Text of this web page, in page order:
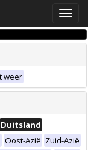
Toggle
weer
Duitsland
Oost-Azië Zuid-Azië